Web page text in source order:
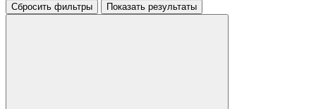
Сбросить фильтры
Показать результаты